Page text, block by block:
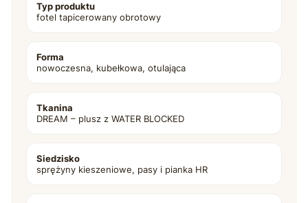
Typ produktu
fotel tapicerowany obrotowy
Forma
nowoczesna, kubełkowa, otulająca
Tkanina
DREAM – plusz z WATER BLOCKED
Siedzisko
sprężyny kieszeniowe, pasy i pianka HR